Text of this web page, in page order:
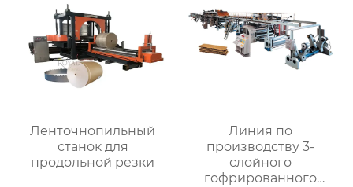
Ленточнопильный
станок для
продольной резки
Линия по
производству 3-
слойного
гофрированного